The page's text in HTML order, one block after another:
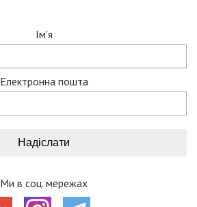
Ім'я
Електронна пошта
Ми в соц. мережах